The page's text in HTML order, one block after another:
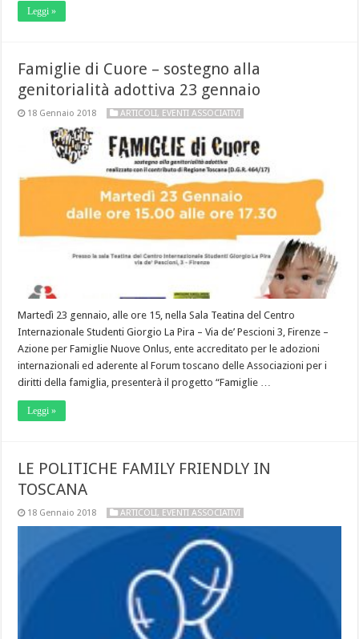
Leggi »
Famiglie di Cuore – sostegno alla
genitorialità adottiva 23 gennaio
18 Gennaio 2018 ARTICOLI, EVENTI ASSOCIATIVI
Martedì 23 gennaio, alle ore 15, nella Sala Teatina del Centro
Internazionale Studenti Giorgio La Pira – Via de’ Pescioni 3, Firenze –
Azione per Famiglie Nuove Onlus, ente accreditato per le adozioni
internazionali ed aderente al Forum toscano delle Associazioni per i
diritti della famiglia, presenterà il progetto “Famiglie …
Leggi »
LE POLITICHE FAMILY FRIENDLY IN
TOSCANA
18 Gennaio 2018 ARTICOLI, EVENTI ASSOCIATIVI